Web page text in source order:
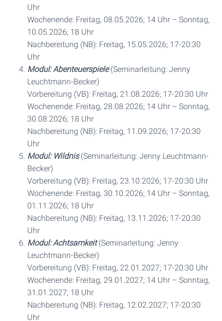
Uhr
Wochenende: Freitag, 08.05.2026; 14 Uhr – Sonntag,
10.05.2026; 18 Uhr
Nachbereitung (NB): Freitag, 15.05.2026; 17-20:30
Uhr
Modul: Abenteuerspiele(Seminarleitung: Jenny
Leuchtmann-Becker)
Vorbereitung (VB): Freitag, 21.08.2026; 17-20:30 Uhr
Wochenende: Freitag, 28.08.2026; 14 Uhr – Sonntag,
30.08.2026; 18 Uhr
Nachbereitung (NB): Freitag, 11.09.2026; 17-20:30
Uhr
Modul: Wildnis(Seminarleitung: Jenny Leuchtmann-
Becker)
Vorbereitung (VB): Freitag, 23.10.2026; 17-20:30 Uhr
Wochenende: Freitag, 30.10.2026; 14 Uhr – Sonntag,
01.11.2026; 18 Uhr
Nachbereitung (NB): Freitag, 13.11.2026; 17-20:30
Uhr
Modul: Achtsamkeit(Seminarleitung: Jenny
Leuchtmann-Becker)
Vorbereitung (VB): Freitag, 22.01.2027; 17-20:30 Uhr
Wochenende: Freitag, 29.01.2027; 14 Uhr – Sonntag,
31.01.2027; 18 Uhr
Nachbereitung (NB): Freitag, 12.02.2027; 17-20:30
Uhr